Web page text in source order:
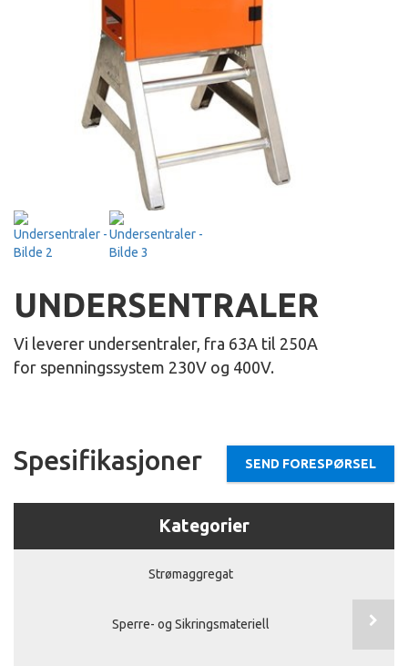
UNDERSENTRALER
Vi leverer undersentraler, fra 63A til 250A
for spenningssystem 230V og 400V.
Spesifikasjoner SEND FORESPØRSEL
Kategorier
Strømaggregat
Sperre- og Sikringsmateriell